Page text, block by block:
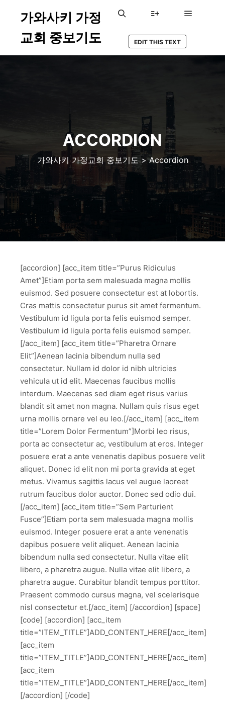
가와사키 가정
교회 중보기도
EDIT THIS TEXT
ACCORDION
가와사키 가정교회 중보기도>Accordion
[accordion] [acc_item title=”Purus Ridiculus
Amet”]Etiam porta sem malesuada magna mollis
euismod. Sed posuere consectetur est at lobortis.
Cras mattis consectetur purus sit amet fermentum.
Vestibulum id ligula porta felis euismod semper.
Vestibulum id ligula porta felis euismod semper.
[/acc_item] [acc_item title=”Pharetra Ornare
Elit”]Aenean lacinia bibendum nulla sed
consectetur. Nullam id dolor id nibh ultricies
vehicula ut id elit. Maecenas faucibus mollis
interdum. Maecenas sed diam eget risus varius
blandit sit amet non magna. Nullam quis risus eget
urna mollis ornare vel eu leo.[/acc_item] [acc_item
title=”Lorem Dolor Fermentum”]Morbi leo risus,
porta ac consectetur ac, vestibulum at eros. Integer
posuere erat a ante venenatis dapibus posuere velit
aliquet. Donec id elit non mi porta gravida at eget
metus. Vivamus sagittis lacus vel augue laoreet
rutrum faucibus dolor auctor. Donec sed odio dui.
[/acc_item] [acc_item title=”Sem Parturient
Fusce”]Etiam porta sem malesuada magna mollis
euismod. Integer posuere erat a ante venenatis
dapibus posuere velit aliquet. Aenean lacinia
bibendum nulla sed consectetur. Nulla vitae elit
libero, a pharetra augue. Nulla vitae elit libero, a
pharetra augue. Curabitur blandit tempus porttitor.
Praesent commodo cursus magna, vel scelerisque
nisl consectetur et.[/acc_item] [/accordion] [space]
[code] [accordion] [acc_item
title=”ITEM_TITLE”]ADD_CONTENT_HERE[/acc_item]
[acc_item
title=”ITEM_TITLE”]ADD_CONTENT_HERE[/acc_item]
[acc_item
title=”ITEM_TITLE”]ADD_CONTENT_HERE[/acc_item]
[/accordion] [/code]